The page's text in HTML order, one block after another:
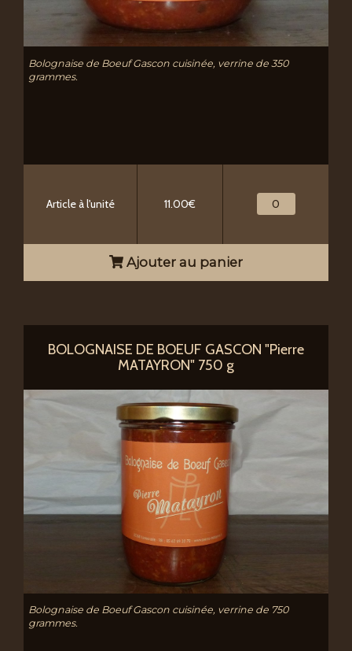
Bolognaise de Boeuf Gascon cuisinée, verrine de 350
grammes.
Article à l'unité 11.00€
Ajouter au panier
BOLOGNAISE DE BOEUF GASCON "Pierre
MATAYRON" 750 g
Bolognaise de Boeuf Gascon cuisinée, verrine de 750
grammes.